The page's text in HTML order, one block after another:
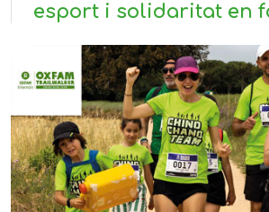
esport i solidaritat en